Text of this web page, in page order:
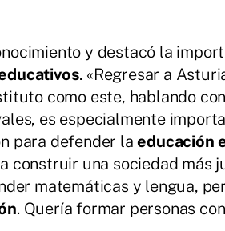
y destacó la
. «Regresar a
como este, hablando
es especialmente
para defender laeducación
construir una sociedad más
matemáticas y lengua,
. Quería formar personas